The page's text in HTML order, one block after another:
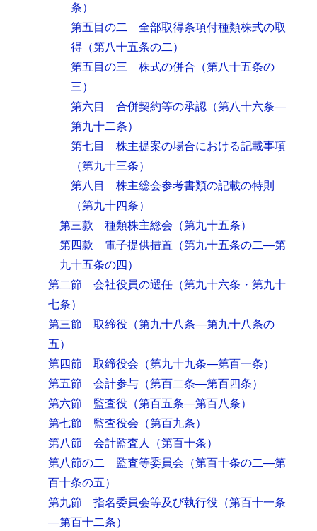
条）
第五目の二 全部取得条項付種類株式の取
得 （第八十五条の二）
第五目の三 株式の併合 （第八十五条の
三）
第六目 合併契約等の承認 （第八十六条―
第九十二条）
第七目 株主提案の場合における記載事項
（第九十三条）
第八目 株主総会参考書類の記載の特則
（第九十四条）
第三款 種類株主総会 （第九十五条）
第四款 電子提供措置 （第九十五条の二―第
九十五条の四）
第二節 会社役員の選任 （第九十六条・第九十
七条）
第三節 取締役 （第九十八条―第九十八条の
五）
第四節 取締役会 （第九十九条―第百一条）
第五節 会計参与 （第百二条―第百四条）
第六節 監査役 （第百五条―第百八条）
第七節 監査役会 （第百九条）
第八節 会計監査人 （第百十条）
第八節の二 監査等委員会 （第百十条の二―第
百十条の五）
第九節 指名委員会等及び執行役 （第百十一条
―第百十二条）